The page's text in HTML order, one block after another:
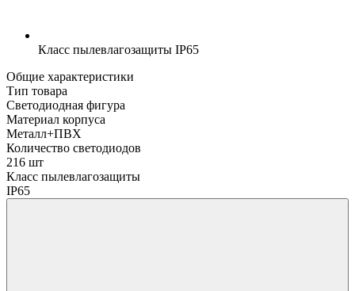
Класс пылевлагозащиты IP65
Общие характеристики
Тип товара
Светодиодная фигура
Материал корпуса
Металл+ПВХ
Количество светодиодов
216 шт
Класс пылевлагозащиты
IP65